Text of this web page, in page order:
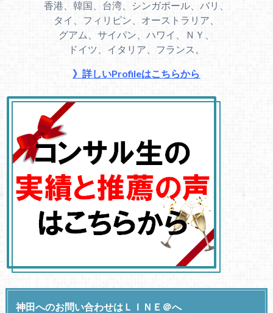
香港、韓国、台湾、シンガポール、バリ、
タイ、フィリピン、オーストラリア、
グアム、サイパン、ハワイ、ＮＹ、
ドイツ、イタリア、フランス。
》詳しいProfileはこちらから
神田へのお問い合わせはＬＩＮＥ＠へ